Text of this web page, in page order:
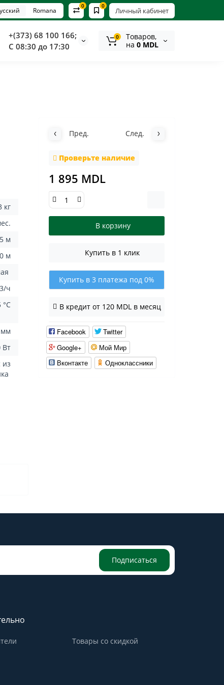
Личный кабинет
0
0
Romana
+(373) 68 100 166;
С 08:30 до 17:30
0
Tоваров,
на 0 MDL
кг
5 м
м
ч
°C
Вт
из
Пред. След.
Проверьте наличие
1 895 MDL
В корзину
Купить в 1 клик
Купить в 3 платежа под 0%
В кредит от 120 MDL в месяц
Facebook
Twitter
Google+
Мой Мир
Вконтакте
Одноклассники
Подписаться
Товары со скидкой